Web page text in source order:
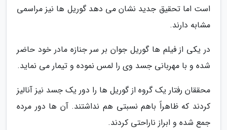
است اما تحقیق جدید نشان می دهد گوریل ها نیز مراسمی
مشابه دارند.
در یکی از فیلم ها گوریل جوان بر سر جنازه مادر خود حاضر
شده و با مهربانی جسد وی را لمس نموده و تیمار می نماید.
محققان رفتار یک گروه از گوریل ها را دور یک جسد نیز آنالیز
کردند که ظاهراً باهم نسبتی هم نداشتند. آن ها دور مرده
جمع شده و ابراز ناراحتی کردند.